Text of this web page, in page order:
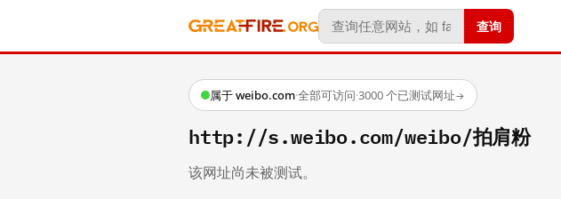
查询
属于 weibo.com·全部可访问·3000 个已测试网址→
http://s.weibo.com/weibo/拍肩粉
该网址尚未被测试。